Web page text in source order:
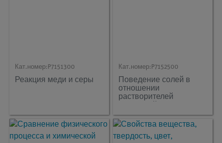
Кат.номер: P7151300
Реакция меди и серы
Кат.номер: P7152500
Поведение солей в
отношении
растворителей
различной полярности